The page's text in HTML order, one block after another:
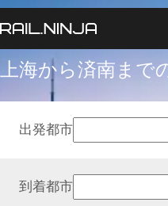
上海から済南まで
出発都市
到着都市